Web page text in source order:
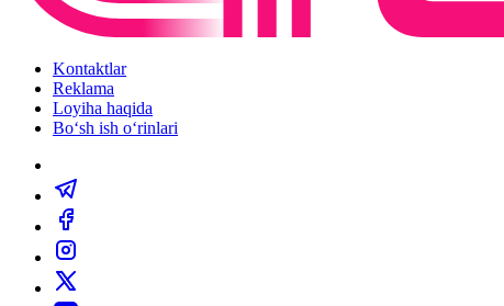
Kontaktlar
Reklama
Loyiha haqida
Bo‘sh ish o‘rinlari